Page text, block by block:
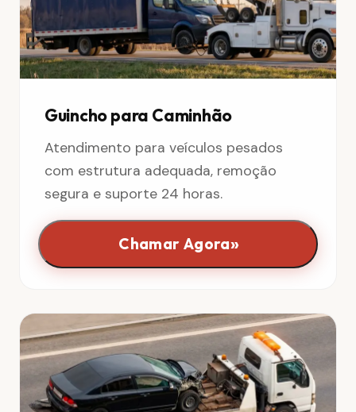
Guincho para Caminhão
Atendimento para veículos pesados
com estrutura adequada, remoção
segura e suporte 24 horas.
Chamar Agora»